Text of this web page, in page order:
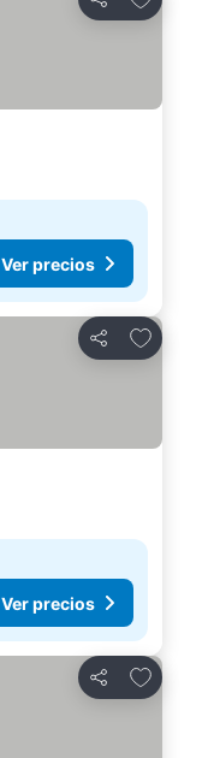
Compartir
Ver precios
Compartir
Agregar
Ver precios
Compartir
Agregar